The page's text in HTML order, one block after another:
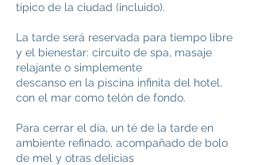
típico de la ciudad (incluido).
La tarde será reservada para tiempo libre
y el bienestar: circuito de spa, masaje
relajante o simplemente
descanso en la piscina infinita del hotel,
con el mar como telón de fondo.
Para cerrar el día, un té de la tarde en
ambiente refinado, acompañado de bolo
de mel y otras delicias